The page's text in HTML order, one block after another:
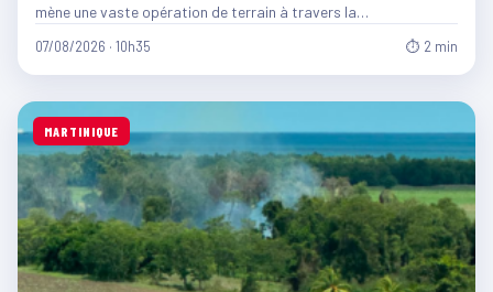
mène une vaste opération de terrain à travers la…
07/08/2026 · 10h35 ⏱ 2 min
MARTINIQUE